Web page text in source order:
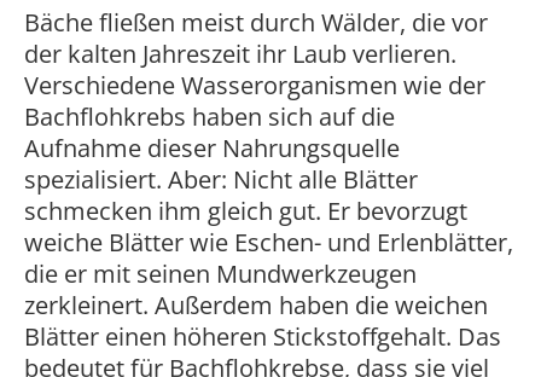
Bäche fließen meist durch Wälder, die vor
der kalten Jahreszeit ihr Laub verlieren.
Verschiedene Wasserorganismen wie der
Bachflohkrebs haben sich auf die
Aufnahme dieser Nahrungsquelle
spezialisiert. Aber: Nicht alle Blätter
schmecken ihm gleich gut. Er bevorzugt
weiche Blätter wie Eschen- und Erlenblätter,
die er mit seinen Mundwerkzeugen
zerkleinert. Außerdem haben die weichen
Blätter einen höheren Stickstoffgehalt. Das
bedeutet für Bachflohkrebse, dass sie viel